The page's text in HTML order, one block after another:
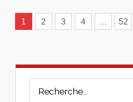
1 2 3 4 … 52